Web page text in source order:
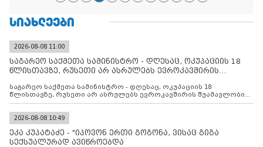
ᲡᲘᲐᲮᲚᲔᲔᲑᲘ
2026-08-08 11:00
საგარეო საქმეთა სამინისტრო - დღესაც, ოკუპაციის 18
წლისთავზე, რუსეთი არ ასრულებს ევროკავშირის
საგარეო საქმეთა სამინისტრო - დღესაც, ოკუპაციის 18
წლისთავზე, რუსეთი არ ასრულებს ევროკავშირის შუამავლობით
დადებულ 2008 წლის 12 აგვისტოს ცეცხლის შეწყვეტის
კონტროლს ოკუპირებულ რეგიონებში, აგრძელებს მათი
მილიტარიზაციის პროცესს და აქტიურად დგამს ნაბიჯებს მათი
ფაქტობრივი ანექსიისკენ
2026-08-08 10:49
ეკა კუპატაძე - "იპოვონ ერთი გოგონა, ვისაც გიგა
სექსუალურად ავიწროებდა